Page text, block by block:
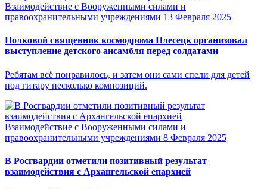
Взаимодействие с Вооруженными силами и
правоохранительными учреждениями 13 Февраля 2025
Полковой священник космодрома Плесецк организовал
выступление детского ансамбля перед солдатами
Ребятам всё понравилось, и затем они сами спели для детей
под гитару несколько композиций.
Взаимодействие с Вооруженными силами и
правоохранительными учреждениями 8 Февраля 2025
В Росгвардии отметили позитивный результат
взаимодействия с Архангельской епархией